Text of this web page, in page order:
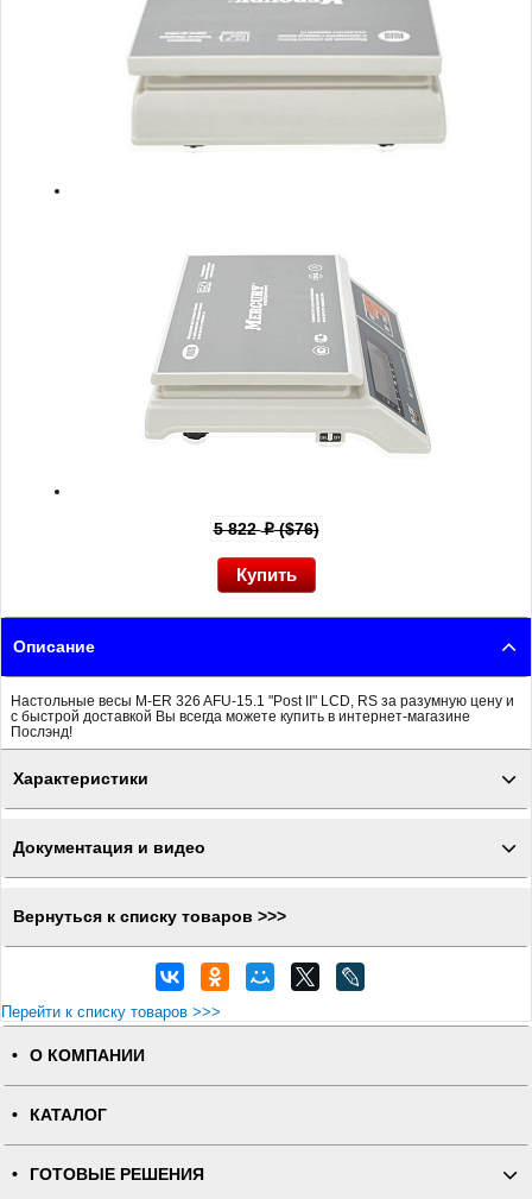
5 822p($76)
Описание
Настольные весы M-ER 326 AFU-15.1 "Post II" LCD, RS за разумную цену и
с быстрой доставкой Вы всегда можете купить в интернет-магазине
Послэнд!
Характеристики
Документация и видео
Вернуться к списку товаров >>>
Перейти к списку товаров >>>
О КОМПАНИИ
КАТАЛОГ
ГОТОВЫЕ РЕШЕНИЯ